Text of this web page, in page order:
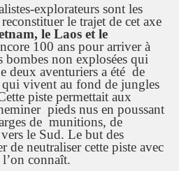
explorateurs sont les
le trajet de cet axe
le Laos et le
100 ans pour arriver à
bombes non explosées qui
deux aventuriers a été de
qui vivent au fond de jungles
piste permettait aux
pieds nus en poussant
de munitions, de
le Sud. Le but des
de neutraliser cette piste avec
connaît.